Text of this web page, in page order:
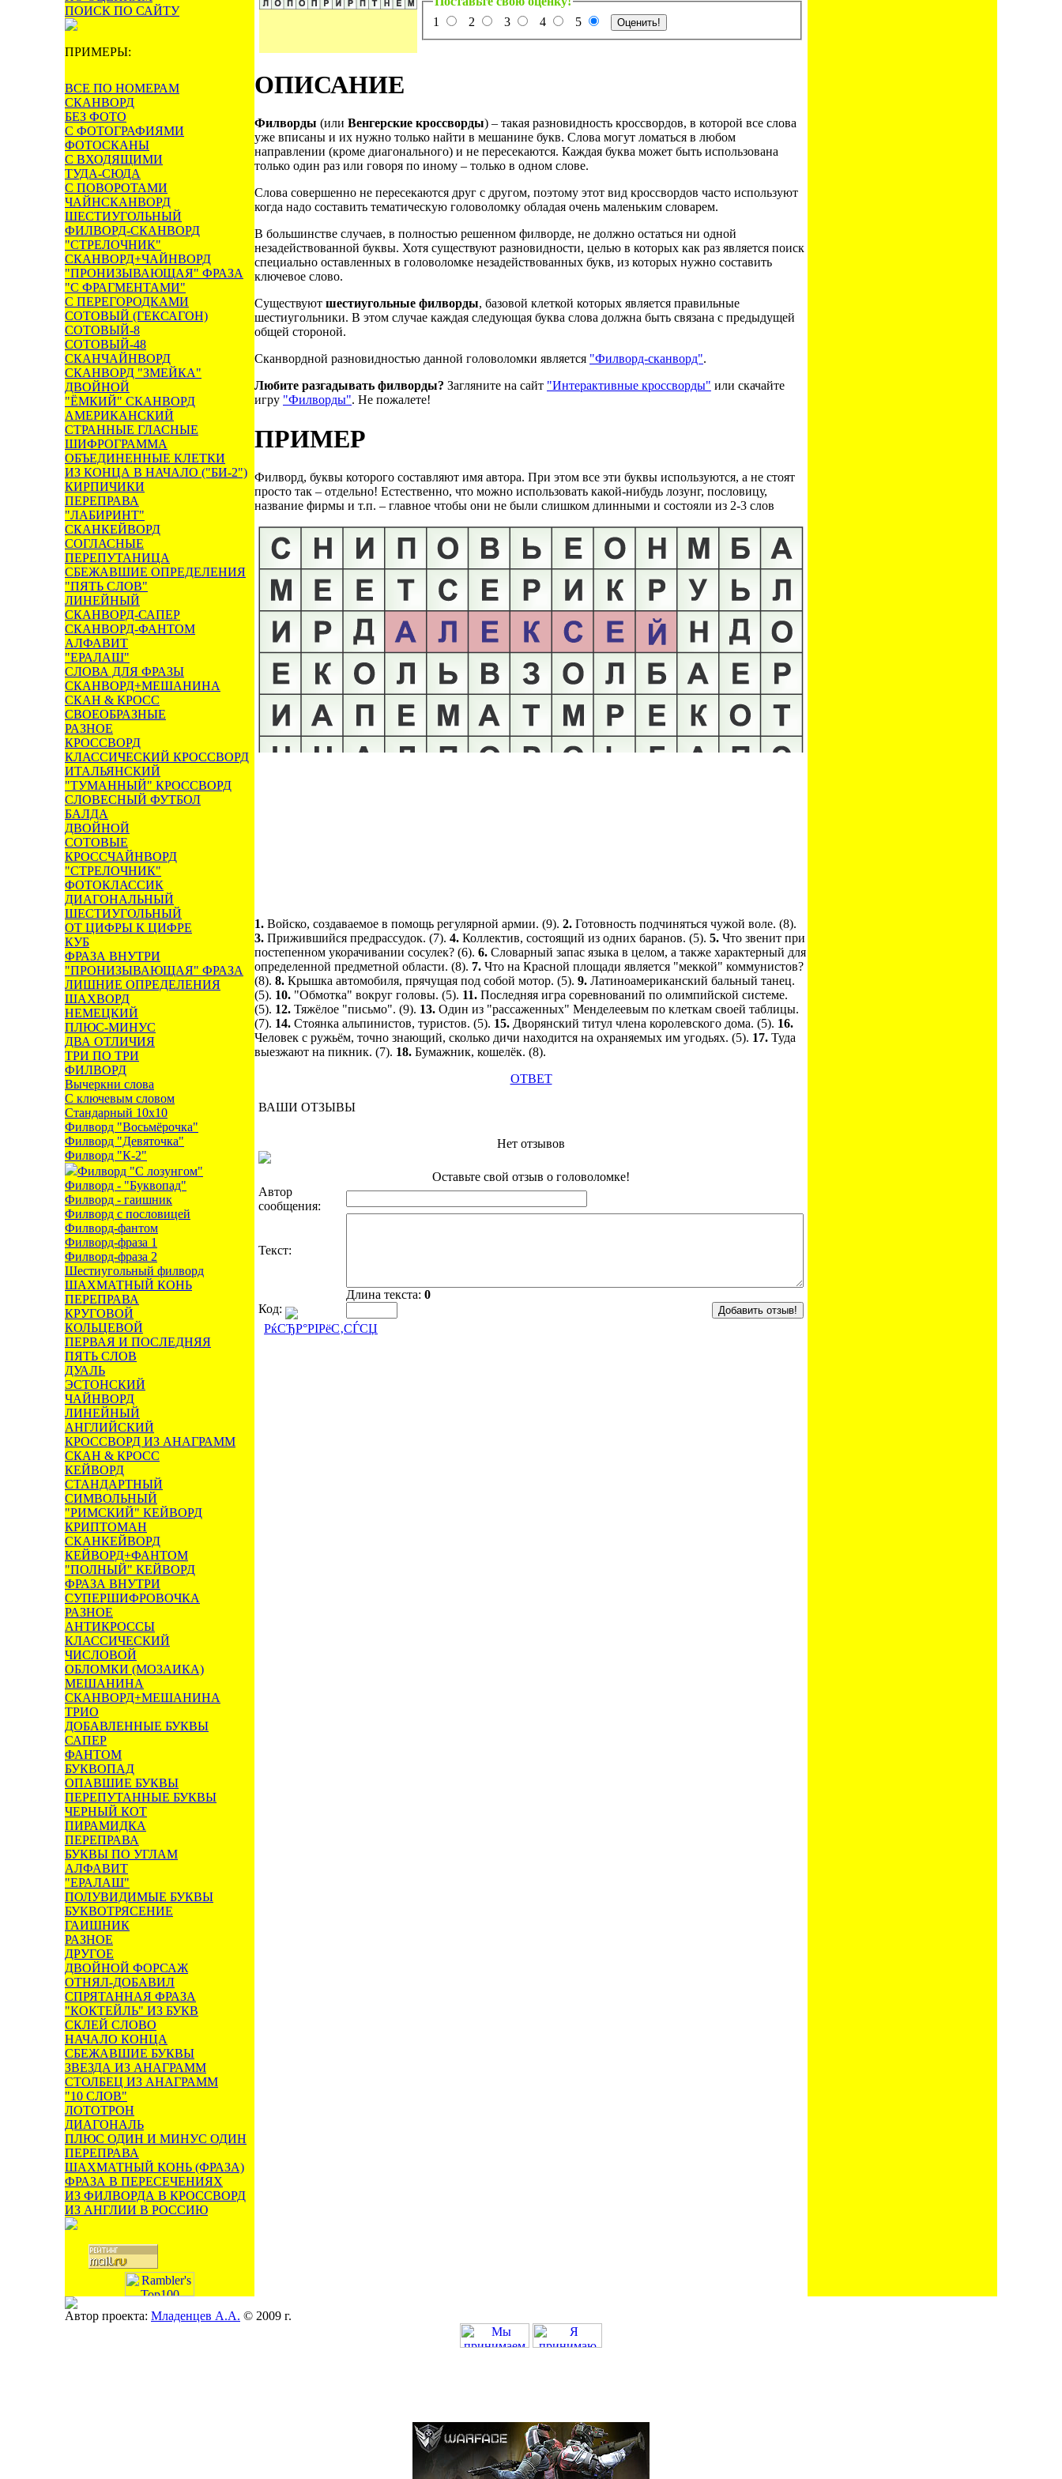
ПОИСК ПО САЙТУ
ПРИМЕРЫ:
ВСЕ ПО НОМЕРАМ
СКАНВОРД
БЕЗ ФОТО
С ФОТОГРАФИЯМИ
ФОТОСКАНЫ
С ВХОДЯЩИМИ
ТУДА-СЮДА
С ПОВОРОТАМИ
ЧАЙНСКАНВОРД
ШЕСТИУГОЛЬНЫЙ
ФИЛВОРД-СКАНВОРД
"СТРЕЛОЧНИК"
СКАНВОРД+ЧАЙНВОРД
"ПРОНИЗЫВАЮЩАЯ" ФРАЗА
"С ФРАГМЕНТАМИ"
С ПЕРЕГОРОДКАМИ
СОТОВЫЙ (ГЕКСАГОН)
СОТОВЫЙ-8
СОТОВЫЙ-48
СКАНЧАЙНВОРД
СКАНВОРД "ЗМЕЙКА"
ДВОЙНОЙ
"ЁМКИЙ" СКАНВОРД
АМЕРИКАНСКИЙ
СТРАННЫЕ ГЛАСНЫЕ
ШИФРОГРАММА
ОБЪЕДИНЕННЫЕ КЛЕТКИ
ИЗ КОНЦА В НАЧАЛО ("БИ-2")
КИРПИЧИКИ
ПЕРЕПРАВА
"ЛАБИРИНТ"
СКАНКЕЙВОРД
СОГЛАСНЫЕ
ПЕРЕПУТАНИЦА
СБЕЖАВШИЕ ОПРЕДЕЛЕНИЯ
"ПЯТЬ СЛОВ"
ЛИНЕЙНЫЙ
СКАНВОРД-САПЕР
СКАНВОРД-ФАНТОМ
АЛФАВИТ
"ЕРАЛАШ"
СЛОВА ДЛЯ ФРАЗЫ
СКАНВОРД+МЕШАНИНА
СКАН & КРОСС
СВОЕОБРАЗНЫЕ
РАЗНОЕ
КРОССВОРД
КЛАССИЧЕСКИЙ КРОССВОРД
ИТАЛЬЯНСКИЙ
"ТУМАННЫЙ" КРОССВОРД
СЛОВЕСНЫЙ ФУТБОЛ
БАЛДА
ДВОЙНОЙ
СОТОВЫЕ
КРОССЧАЙНВОРД
"СТРЕЛОЧНИК"
ФОТОКЛАССИК
ДИАГОНАЛЬНЫЙ
ШЕСТИУГОЛЬНЫЙ
ОТ ЦИФРЫ К ЦИФРЕ
КУБ
ФРАЗА ВНУТРИ
"ПРОНИЗЫВАЮЩАЯ" ФРАЗА
ЛИШНИЕ ОПРЕДЕЛЕНИЯ
ШАХВОРД
НЕМЕЦКИЙ
ПЛЮС-МИНУС
ДВА ОТЛИЧИЯ
ТРИ ПО ТРИ
ФИЛВОРД
Вычеркни слова
С ключевым словом
Стандарный 10х10
Филворд "Восьмёрочка"
Филворд "Девяточка"
Филворд "К-2"
Филворд "С лозунгом"
Филворд - "Буквопад"
Филворд - гаишник
Филворд с пословицей
Филворд-фантом
Филворд-фраза 1
Филворд-фраза 2
Шестиугольный филворд
ШАХМАТНЫЙ КОНЬ
ПЕРЕПРАВА
КРУГОВОЙ
КОЛЬЦЕВОЙ
ПЕРВАЯ И ПОСЛЕДНЯЯ
ПЯТЬ СЛОВ
ДУАЛЬ
ЭСТОНСКИЙ
ЧАЙНВОРД
ЛИНЕЙНЫЙ
АНГЛИЙСКИЙ
КРОССВОРД ИЗ АНАГРАММ
СКАН & КРОСС
КЕЙВОРД
СТАНДАРТНЫЙ
СИМВОЛЬНЫЙ
"РИМСКИЙ" КЕЙВОРД
КРИПТОМАН
СКАНКЕЙВОРД
КЕЙВОРД+ФАНТОМ
"ПОЛНЫЙ" КЕЙВОРД
ФРАЗА ВНУТРИ
СУПЕРШИФРОВОЧКА
РАЗНОЕ
АНТИКРОССЫ
КЛАССИЧЕСКИЙ
ЧИСЛОВОЙ
ОБЛОМКИ (МОЗАИКА)
МЕШАНИНА
СКАНВОРД+МЕШАНИНА
ТРИО
ДОБАВЛЕННЫЕ БУКВЫ
САПЕР
ФАНТОМ
БУКВОПАД
ОПАВШИЕ БУКВЫ
ПЕРЕПУТАННЫЕ БУКВЫ
ЧЕРНЫЙ КОТ
ПИРАМИДКА
ПЕРЕПРАВА
БУКВЫ ПО УГЛАМ
АЛФАВИТ
"ЕРАЛАШ"
ПОЛУВИДИМЫЕ БУКВЫ
БУКВОТРЯСЕНИЕ
ГАИШНИК
РАЗНОЕ
ДРУГОЕ
ДВОЙНОЙ ФОРСАЖ
ОТНЯЛ-ДОБАВИЛ
СПРЯТАННАЯ ФРАЗА
"КОКТЕЙЛЬ" ИЗ БУКВ
СКЛЕЙ СЛОВО
НАЧАЛО КОНЦА
СБЕЖАВШИЕ БУКВЫ
ЗВЕЗДА ИЗ АНАГРАММ
СТОЛБЕЦ ИЗ АНАГРАММ
"10 СЛОВ"
ЛОТОТРОН
ДИАГОНАЛЬ
ПЛЮС ОДИН И МИНУС ОДИН
ПЕРЕПРАВА
ШАХМАТНЫЙ КОНЬ (ФРАЗА)
ФРАЗА В ПЕРЕСЕЧЕНИЯХ
ИЗ ФИЛВОРДА В КРОССВОРД
ИЗ АНГЛИИ В РОССИЮ
1
2 3 4 5
ОПИСАНИЕ
Филворды (или Венгерские кроссворды) – такая разновидность кроссвордов, в которой все слова
уже вписаны и их нужно только найти в мешанине букв. Слова могут ломаться в любом
направлении (кроме диагонального) и не пересекаются. Каждая буква может быть использована
только один раз или говоря по иному – только в одном слове.
Слова совершенно не пересекаются друг с другом, поэтому этот вид кроссвордов часто используют
когда надо составить тематическую головоломку обладая очень маленьким словарем.
В большинстве случаев, в полностью решенном филворде, не должно остаться ни одной
незадействованной буквы. Хотя существуют разновидности, целью в которых как раз является поиск
специально оставленных в головоломке незадействованных букв, из которых нужно составить
ключевое слово.
Существуют шестиугольные филворды, базовой клеткой которых является правильные
шестиугольники. В этом случае каждая следующая буква слова должна быть связана с предыдущей
общей стороной.
Сканвордной разновидностью данной головоломки является "Филворд-сканворд".
Любите разгадывать филворды? Загляните на сайт "Интерактивные кроссворды" или скачайте
игру "Филворды". Не пожалете!
ПРИМЕР
Филворд, буквы которого составляют имя автора. При этом все эти буквы используются, а не стоят
просто так – отдельно! Естественно, что можно использовать какой-нибудь лозунг, пословицу,
название фирмы и т.п. – главное чтобы они не были слишком длинными и состояли из 2-3 слов
1. Войско, создаваемое в помощь регулярной армии. (9). 2. Готовность подчиняться чужой воле. (8).
3. Прижившийся предрассудок. (7). 4. Коллектив, состоящий из одних баранов. (5). 5. Что звенит при
постепенном укорачивании сосулек? (6). 6. Словарный запас языка в целом, а также характерный для
определенной предметной области. (8). 7. Что на Красной площади является "меккой" коммунистов?
(8). 8. Крышка автомобиля, прячущая под собой мотор. (5). 9. Латиноамериканский бальный танец.
(5). 10. "Обмотка" вокруг головы. (5). 11. Последняя игра соревнований по олимпийской системе.
(5). 12. Тяжёлое "письмо". (9). 13. Один из "рассаженных" Менделеевым по клеткам своей таблицы.
(7). 14. Стоянка альпинистов, туристов. (5). 15. Дворянский титул члена королевского дома. (5). 16.
Человек с ружьём, точно знающий, сколько дичи находится на охраняемых им угодьях. (5). 17. Туда
выезжают на пикник. (7). 18. Бумажник, кошелёк. (8).
ОТВЕТ
ВАШИ ОТЗЫВЫ
Нет отзывов
Оставьте свой отзыв о головоломке!
Автор
сообщения:
Текст:
Длина текста: 0
Код:
РќСЂР°РІРёС‚СЃСЏ
Автор проекта: Младенцев А.А. © 2009 г.